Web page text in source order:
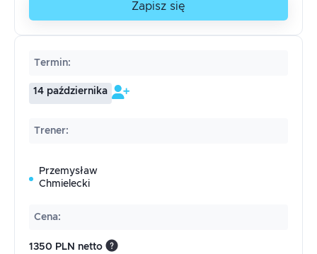
Zapisz się
Termin:
14 października
Trener:
Przemysław
Chmielecki
Cena:
1350 PLN netto